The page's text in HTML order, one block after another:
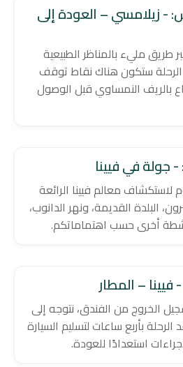
- زيلامسي – العودة إلى
طريق مليء بالمناظر الطبيعية
الرحلة ستكون هناك نقاط توقف
بالريف النمساوي قبل الوصول
- جولة في فيينا
معالم فيينا الرائعة
البلدة القديمة، ونهر الدانوب،
أخرى حسب اهتماماتكم.
فيينا – المطار
الخروج من الفندق، نتوجه إلى
بأربع ساعات لتسليم السيارة
استعدادًا للعودة.